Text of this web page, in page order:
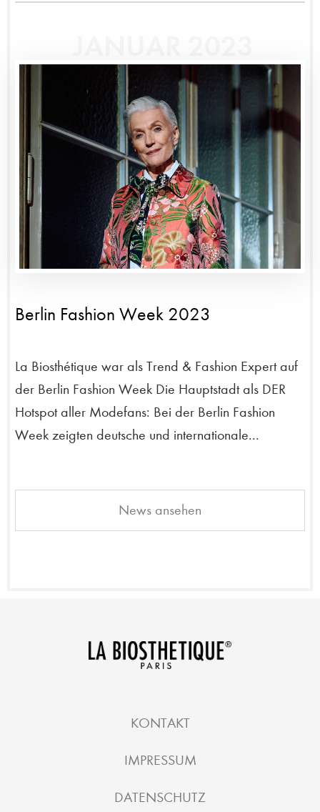
Berlin Fashion Week 2023
La Biosthétique war als Trend & Fashion Expert auf
der Berlin Fashion Week Die Hauptstadt als DER
Hotspot aller Modefans: Bei der Berlin Fashion
Week zeigten deutsche und internationale...
News ansehen
KONTAKT
IMPRESSUM
DATENSCHUTZ